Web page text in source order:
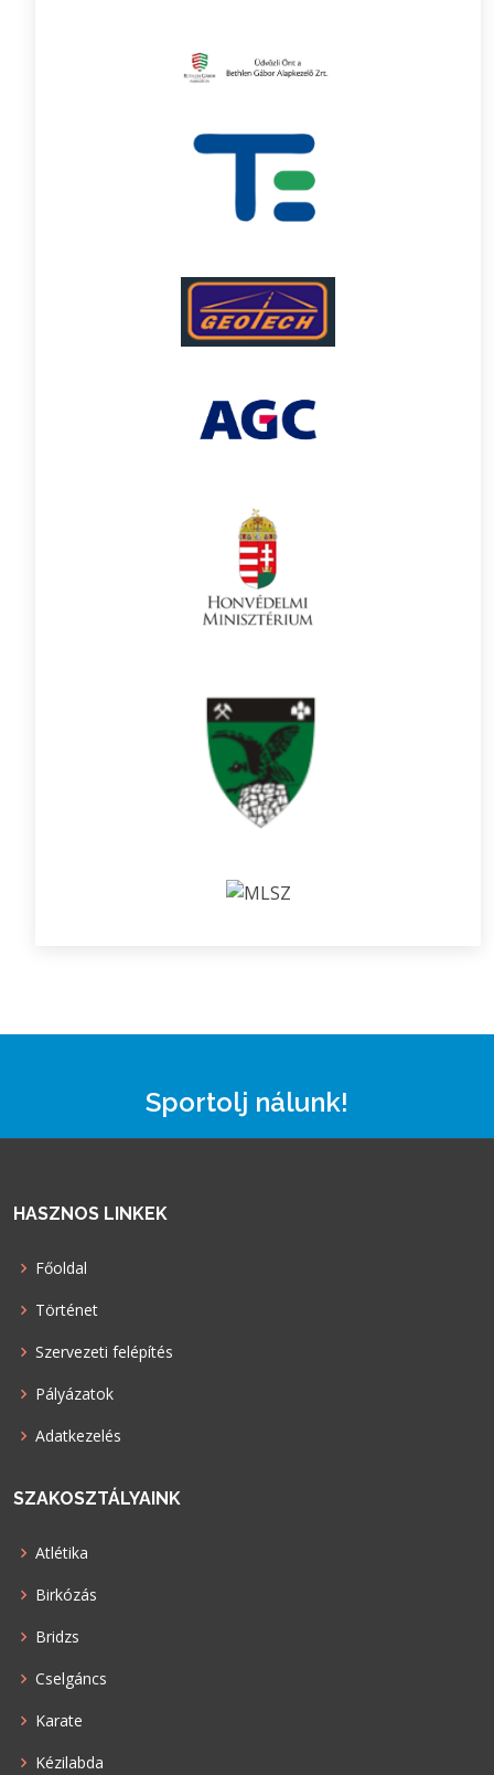
Sportolj nálunk!
HASZNOS LINKEK
Főoldal
Történet
Szervezeti felépítés
Pályázatok
Adatkezelés
SZAKOSZTÁLYAINK
Atlétika
Birkózás
Bridzs
Cselgáncs
Karate
Kézilabda